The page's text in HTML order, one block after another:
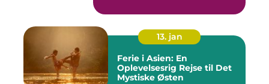
13. jan
Ferie i Asien: En
Oplevelsesrig Rejse til Det
Mystiske Østen